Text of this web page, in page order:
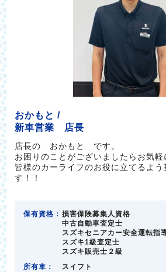
おかもと /
新車営業 店長
店長の おかもと です。
お困りのことがございましたらお気軽
皆様のカーライフのお役に立てるよう
す！！
保有資格： 損害保険募集人資格
中古自動車査定士
スズキセニアカー安全運転指
スズキ1級査定士
スズキ販売士２級
所有車：
スイフト